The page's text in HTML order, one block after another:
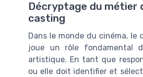
Décryptage du métier
casting
Dans le monde du cinéma, le
joue un rôle fondamental
artistique. En tant que
ou elle doit identifier et